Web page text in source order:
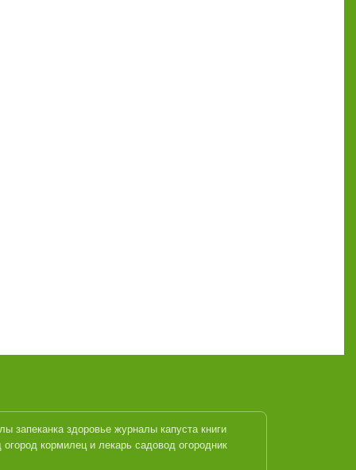
запеканка здоровье журналы капуста книги
огород кормилец и лекарь садовод огородник